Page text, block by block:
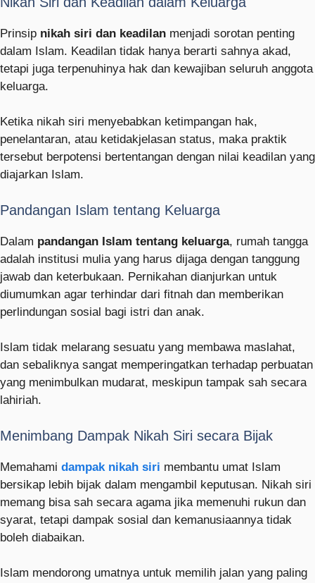
Prinsip nikah siri dan keadilan menjadi sorotan penting
dalam Islam. Keadilan tidak hanya berarti sahnya akad,
tetapi juga terpenuhinya hak dan kewajiban seluruh anggota
keluarga.
Ketika nikah siri menyebabkan ketimpangan hak,
penelantaran, atau ketidakjelasan status, maka praktik
tersebut berpotensi bertentangan dengan nilai keadilan yang
diajarkan Islam.
Pandangan Islam tentang Keluarga
Dalam pandangan Islam tentang keluarga, rumah tangga
adalah institusi mulia yang harus dijaga dengan tanggung
jawab dan keterbukaan. Pernikahan dianjurkan untuk
diumumkan agar terhindar dari fitnah dan memberikan
perlindungan sosial bagi istri dan anak.
Islam tidak melarang sesuatu yang membawa maslahat,
dan sebaliknya sangat memperingatkan terhadap perbuatan
yang menimbulkan mudarat, meskipun tampak sah secara
lahiriah.
Menimbang Dampak Nikah Siri secara Bijak
Memahami dampak nikah siri membantu umat Islam
bersikap lebih bijak dalam mengambil keputusan. Nikah siri
memang bisa sah secara agama jika memenuhi rukun dan
syarat, tetapi dampak sosial dan kemanusiaannya tidak
boleh diabaikan.
Islam mendorong umatnya untuk memilih jalan yang paling